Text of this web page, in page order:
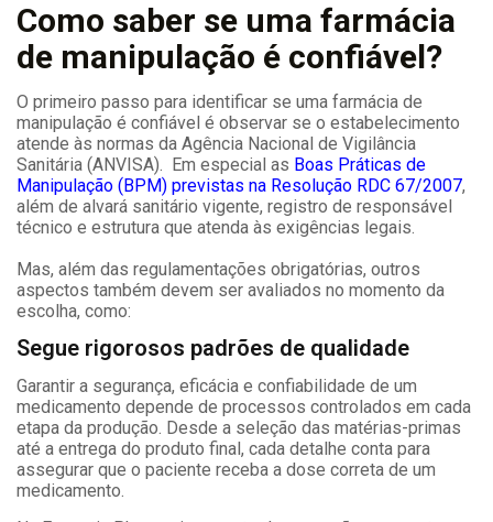
Como saber se uma farmácia
de manipulação é confiável?
O primeiro passo para identificar se uma farmácia de
manipulação é confiável é observar se o estabelecimento
atende às normas da Agência Nacional de Vigilância
Sanitária (ANVISA). Em especial as Boas Práticas de
Manipulação (BPM) previstas na Resolução RDC 67/2007,
além de alvará sanitário vigente, registro de responsável
técnico e estrutura que atenda às exigências legais.
Mas, além das regulamentações obrigatórias, outros
aspectos também devem ser avaliados no momento da
escolha, como:
Segue rigorosos padrões de qualidade
Garantir a segurança, eficácia e confiabilidade de um
medicamento depende de processos controlados em cada
etapa da produção. Desde a seleção das matérias-primas
até a entrega do produto final, cada detalhe conta para
assegurar que o paciente receba a dose correta de um
medicamento.